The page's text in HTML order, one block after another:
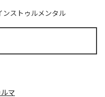
ンストゥルメンタル
マ